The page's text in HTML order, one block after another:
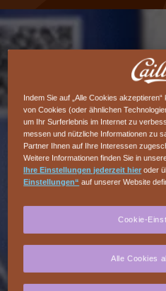
Indem Sie auf „Alle Cookies
von Cookies (oder ähnlichen
um Ihr Surferlebnis im Internet zu
messen und nützliche Informationen zu
Partner Ihnen auf Ihre Interessen
Weitere Informationen finden Sie in
Ihre Einstellungen jederzeit hieroder
Einstellungen“ auf unserer Website
Cookie-
Alle Cookies